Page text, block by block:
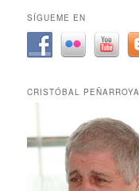
SÍGUEME EN
CRISTÓBAL PEÑARROYA